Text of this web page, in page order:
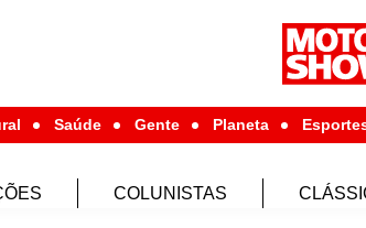
Saúde Gente Planeta
COLUNISTAS